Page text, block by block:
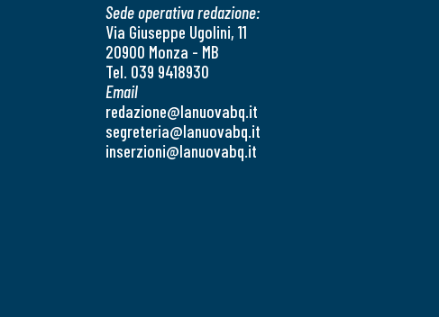
Sede operativa redazione:
Via Giuseppe Ugolini, 11
20900 Monza - MB
Tel. 039 9418930
Email
redazione@lanuovabq.it
segreteria@lanuovabq.it
inserzioni@lanuovabq.it